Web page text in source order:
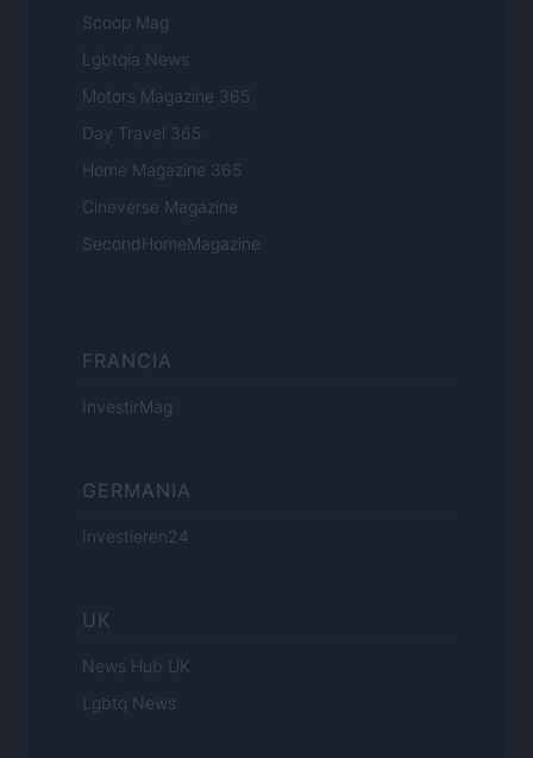
Scoop Mag
Lgbtqia News
Motors Magazine 365
Day Travel 365
Home Magazine 365
Cineverse Magazine
SecondHomeMagazine
FRANCIA
InvestirMag
GERMANIA
Investieren24
UK
News Hub UK
Lgbtq News